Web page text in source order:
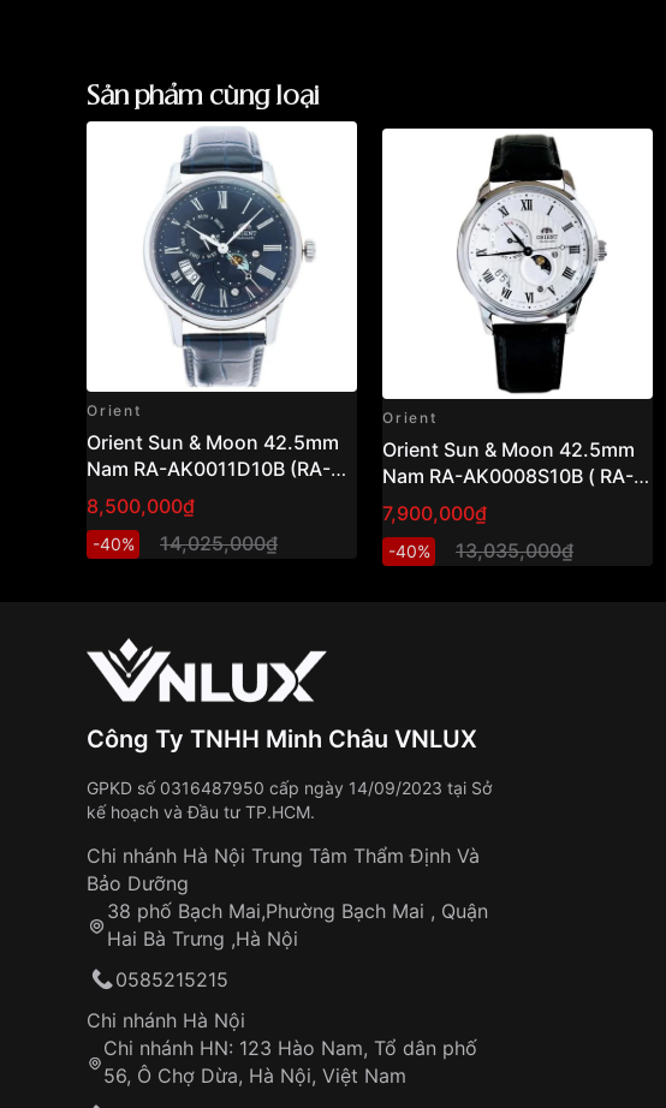
Sản phẩm cùng loại
Orient
Orient Sun & Moon 42.5mm
Nam RA-AK0011D10B (RA-
AK0011D30B)
8,500,000₫
-40% 14,025,000₫
Orient
Orient Sun & Moon 42.5mm
Nam RA-AK0008S10B ( RA-
AK0008S30B )
7,900,000₫
-40% 13,035,000₫
Công Ty TNHH Minh Châu VNLUX
GPKD số 0316487950 cấp ngày 14/09/2023 tại Sở
kế hoạch và Đầu tư TP.HCM.
Chi nhánh Hà Nội Trung Tâm Thẩm Định Và
Bảo Dưỡng
38 phố Bạch Mai,Phường Bạch Mai , Quận
Hai Bà Trưng ,Hà Nội
0585215215
Chi nhánh Hà Nội
Chi nhánh HN: 123 Hào Nam, Tổ dân phố
56, Ô Chợ Dừa, Hà Nội, Việt Nam